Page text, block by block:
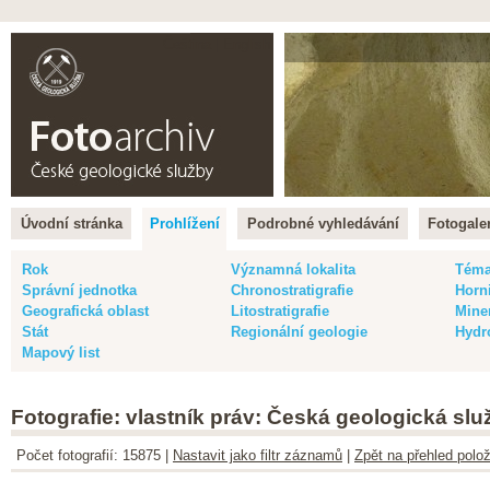
Úvodní stránka Prohlížení Podrobné vyhledávání
Rok Významná lokalita
Správní jednotka
Chronostratigrafie
Geografická oblast
Litostratigrafie
Stát
Regionální geologie
Mapový list
Fotografie: vlastník práv: Česká geologická
Počet fotografií: 15875 | Nastavit jako filtr záznamů Zpět na přehled